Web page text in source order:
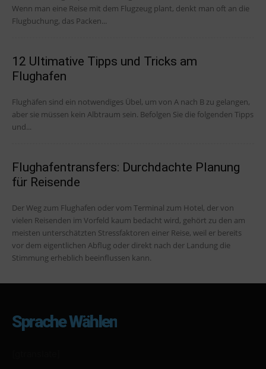
Wenn man eine Reise mit dem Flugzeug plant, denkt man oft an die
Flugbuchung, das Packen...
12 Ultimative Tipps und Tricks am
Flughafen
Flughäfen sind ein notwendiges Übel, um von A nach B zu gelangen,
aber sie müssen kein Albtraum sein. Befolgen Sie die folgenden Tipps
und...
Flughafentransfers: Durchdachte Planung
für Reisende
Der Weg zum Flughafen oder vom Terminal zum Hotel, der von
vielen Reisenden im Vorfeld kaum bedacht wird, gehört zu den am
meisten unterschätzten Stressfaktoren einer Reise, weil er bereits
vor dem eigentlichen Abflug oder direkt nach der Landung die
Stimmung erheblich beeinflussen kann.
Sprache Wählen